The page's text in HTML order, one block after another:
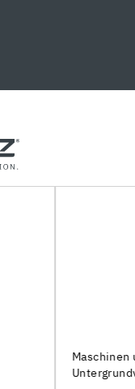
von Bodenbelägen